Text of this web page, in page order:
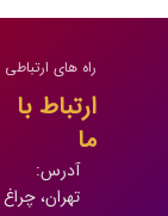
راه های ارتباطی
ارتباط با
ما
آدرس:
تهران، چراغ